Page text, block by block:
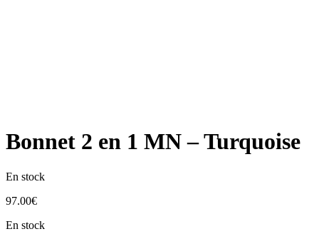
Bonnet 2 en 1 MN – Turquoise
En stock
97.00€
En stock